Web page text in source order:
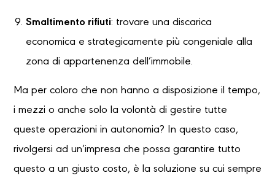
Smaltimento rifiuti: trovare una discarica
economica e strategicamente più congeniale alla
zona di appartenenza dell’immobile.
Ma per coloro che non hanno a disposizione il tempo,
i mezzi o anche solo la volontà di gestire tutte
queste operazioni in autonomia? In questo caso,
rivolgersi ad un’impresa che possa garantire tutto
questo a un giusto costo, è la soluzione su cui sempre